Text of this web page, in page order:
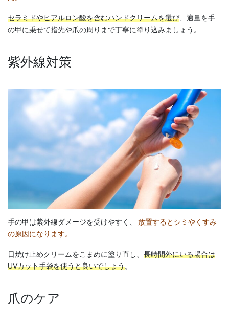
セラミドやヒアルロン酸を含むハンドクリームを選び 、適量を手
の甲に乗せて指先や爪の周りまで丁寧に塗り込みましょう。
紫外線対策
手の甲は紫外線ダメージを受けやすく、
放置するとシミやくすみ
の原因になります。
日焼け止めクリームをこまめに塗り直し、 長時間外にいる場合は
UVカット手袋を使うと良いでしょう。
爪のケア